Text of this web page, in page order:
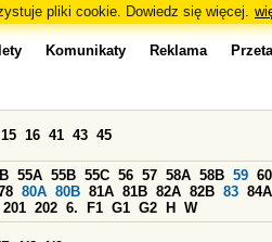
pliki cookie. Dowiedz się więcej.
Komunikaty Reklama
15 16 41 43 45
55A 55B 55C 56 57 58A 58B 59
80A 80B 81A 81B 82A 82B 83 84A
201 202 6. F1 G1 G2 H W